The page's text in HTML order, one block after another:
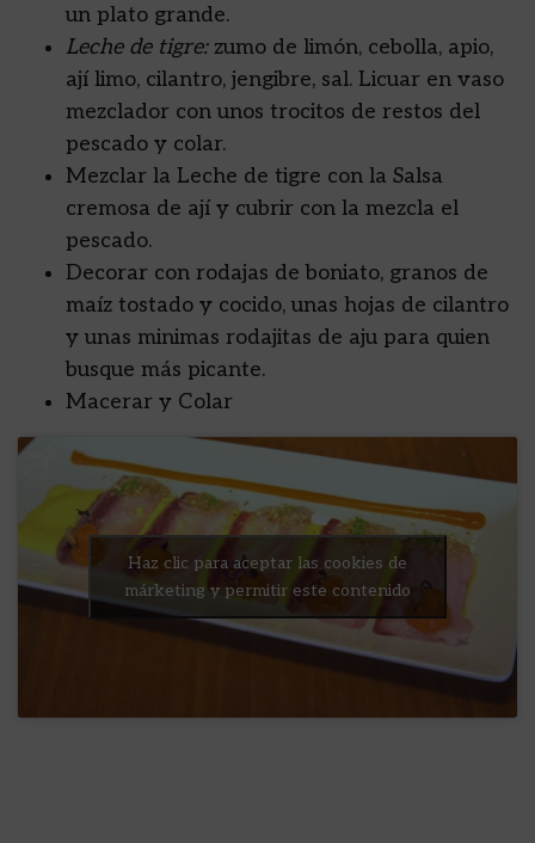
un plato grande.
Leche de tigre:zumo de limón, cebolla, apio,
ají limo, cilantro, jengibre, sal. Licuar en vaso
mezclador con unos trocitos de restos del
pescado y colar.
Mezclar la Leche de tigre con la Salsa
cremosa de ají y cubrir con la mezcla el
pescado.
Decorar con rodajas de boniato, granos de
maíz tostado y cocido, unas hojas de cilantro
y unas minimas rodajitas de aju para quien
busque más picante.
Macerar y Colar
Haz clic para aceptar las cookies de
márketing y permitir este contenido